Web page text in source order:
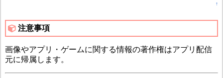
↑
注意事項
画像やアプリ・ゲームに関する情報の著作権はアプリ配信
元に帰属します。